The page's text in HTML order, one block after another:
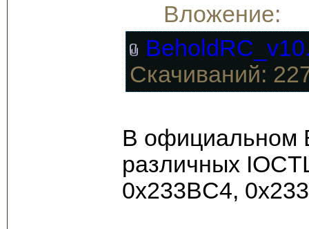
Вложение:
Скачиваний:
В официальном
различных
0x233BC4,